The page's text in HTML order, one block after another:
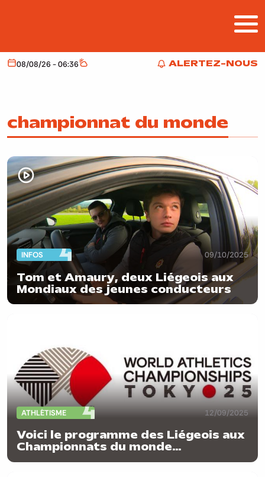
ALERTEZ-NOUS
ALERTEZ-NOUS
Aujourd'hui
08/08/26 - 06:36 Météo
championnat du monde
INFOS 09/10/2025
Tom et Amaury, deux Liégeois aux
Mondiaux des jeunes conducteurs
ATHLÉTISME 12/09/2025
Voici le programme des Liégeois aux
Championnats du monde